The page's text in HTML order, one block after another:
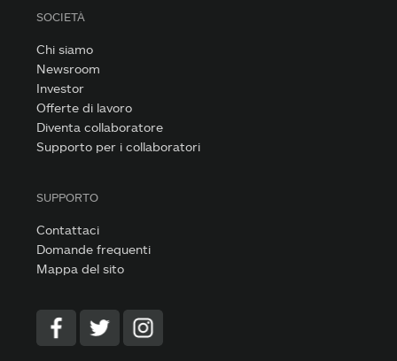
SOCIETÀ
Chi siamo
Newsroom
Investor
Offerte di lavoro
Diventa collaboratore
Supporto per i collaboratori
SUPPORTO
Contattaci
Domande frequenti
Mappa del sito